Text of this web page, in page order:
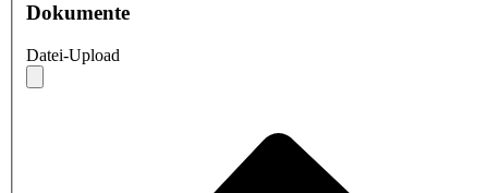
Dokumente
Datei-Upload